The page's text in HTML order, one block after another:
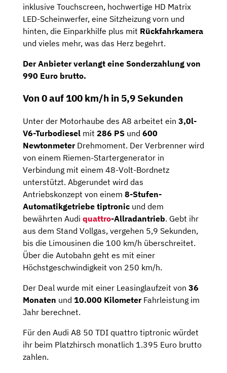
inklusive Touchscreen, hochwertige HD Matrix
LED-Scheinwerfer, eine Sitzheizung vorn und
hinten, die Einparkhilfe plus mit Rückfahrkamera
und vieles mehr, was das Herz begehrt.
Der Anbieter verlangt eine Sonderzahlung von
990 Euro brutto.
Von 0 auf 100 km/h in 5,9 Sekunden
Unter der Motorhaube des A8 arbeitet ein 3,0l-
V6-Turbodiesel mit 286 PS und 600
NewtonmeterDrehmoment. Der Verbrenner wird
von einem Riemen-Startergenerator in
Verbindung mit einem 48-Volt-Bordnetz
unterstützt. Abgerundet wird das
Antriebskonzept von einem 8-Stufen-
Automatikgetriebe tiptronic und dem
bewährten Audi quattro-Allradantrieb. Gebt ihr
aus dem Stand Vollgas, vergehen 5,9 Sekunden,
bis die Limousinen die 100 km/h überschreitet.
Über die Autobahn geht es mit einer
Höchstgeschwindigkeit von 250 km/h.
Der Deal wurde mit einer Leasinglaufzeit von 36
Monaten und 10.000 KilometerFahrleistung im
Jahr berechnet.
Für den Audi A8 50 TDI quattro tiptronic würdet
ihr beim Platzhirsch monatlich 1.395 Euro brutto
zahlen.